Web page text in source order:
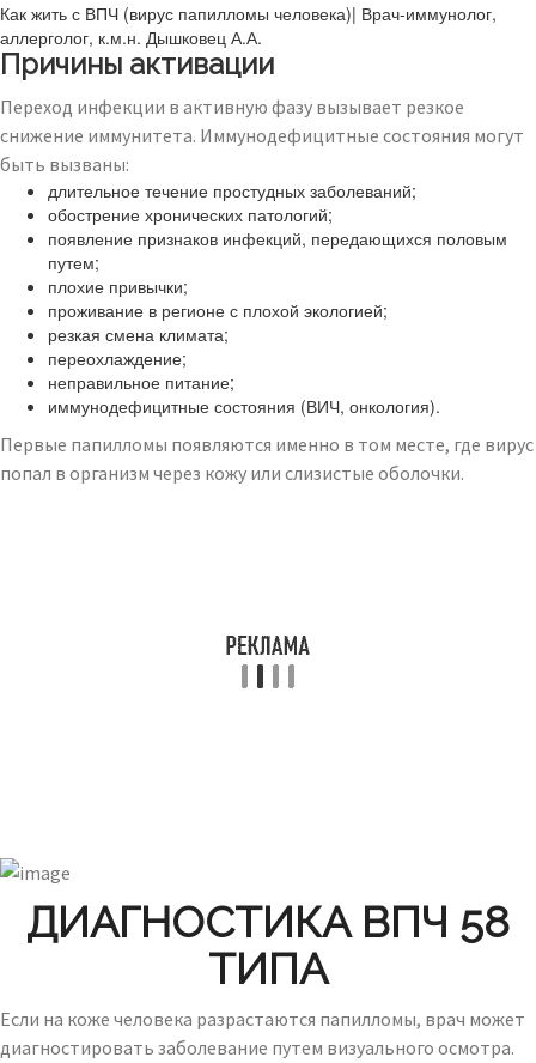
Как жить с ВПЧ (вирус папилломы человека)| Врач-иммунолог,
аллерголог, к.м.н. Дышковец А.А.
Причины активации
Переход инфекции в активную фазу вызывает резкое
снижение иммунитета. Иммунодефицитные состояния могут
быть вызваны:
длительное течение простудных заболеваний;
обострение хронических патологий;
появление признаков инфекций, передающихся половым
путем;
плохие привычки;
проживание в регионе с плохой экологией;
резкая смена климата;
переохлаждение;
неправильное питание;
иммунодефицитные состояния (ВИЧ, онкология).
Первые папилломы появляются именно в том месте, где вирус
попал в организм через кожу или слизистые оболочки.
ДИАГНОСТИКА ВПЧ 58
ТИПА
Если на коже человека разрастаются папилломы, врач может
диагностировать заболевание путем визуального осмотра.